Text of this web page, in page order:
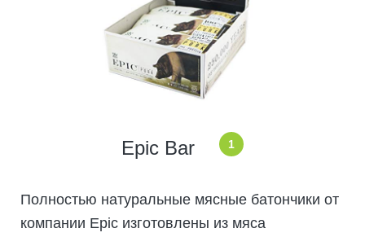
Epic Bar 1
Полностью натуральные мясные батончики от
компании Epic изготовлены из мяса